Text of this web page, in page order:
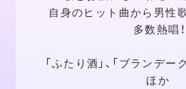
自身のヒット曲から男性
多数熱唱！
「ふたり酒」、「ブランデー
ほか